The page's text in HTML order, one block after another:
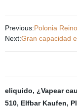
Previous:Polonia
Next:Gran capacidad
eliquido, ¿Vapear
510, Elfbar Kaufen,